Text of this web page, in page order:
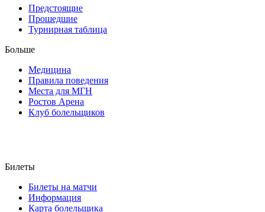
Предстоящие
Прошедшие
Турнирная таблица
Больше
Медицина
Правила поведения
Места для МГН
Ростов Арена
Клуб болельщиков
Билеты
Билеты на матчи
Информация
Карта болельщика